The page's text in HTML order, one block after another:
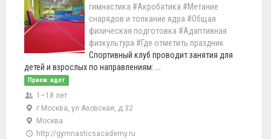
гимнастика #Акробатика #Метание
снарядов и толкание ядра #Общая
физическая подготовка #Адаптивная
физкультура #Где отметить праздник
Спортивный клуб проводит занятия для
детей и взрослых по направлениям: ...
Прием: идет
1–18 лет
г Москва, ул Азовская, д 32
Москва
http://gymnasticsacademy.ru